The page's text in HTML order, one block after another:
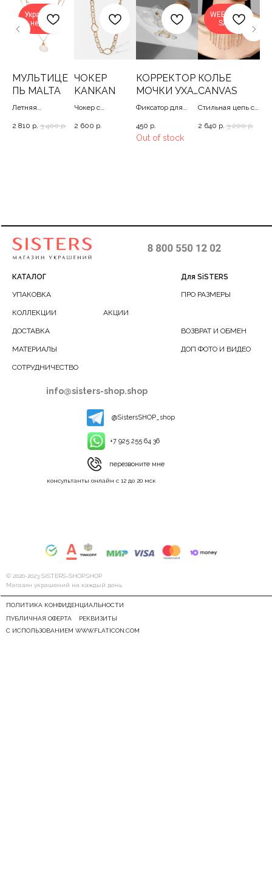
Украшение
недели
МУЛЬТИЦЕ
ПЬ MALTA
Летняя
морской
2 810 р. 3 400 р.
ЧОКЕР
KANKAN
Чокер с
жемчужинами,
2 600 р.
КОРРЕКТОР
МОЧКИ УХА
SILVER/GOL
Фиксатор для
450 р.
Out of stock
WEEKEND
SALE
КОЛЬЕ
CANVAS
Стильная цепь с
рядами
2 640 р. 3 200 р.
© 2020-2023 SiSTERS-SHOP.SHOP
Магазин украшений на каждый день
КАТАЛОГ Для SiSTERS
info@sisters-shop.shop
УПАКОВКА
ДОСТАВКА
КОЛЛЕКЦИИ
ПРО РАЗМЕРЫ
АКЦИИ
РЕКВИЗИТЫ
ПОЛИТИКА КОНФИДЕНЦИАЛЬНОСТИ
ПУБЛИЧНАЯ ОФЕРТА
ВОЗВРАТ И ОБМЕН
ДОП ФОТО И ВИДЕО
консультанты онлайн с 12 до 20 мск
@SistersSHOP_shop
+7 925 255 64 36
перезвоните мне
МАТЕРИАЛЫ
С ИСПОЛЬЗОВАНИЕМ WWW.FLATICON.COM
СОТРУДНИЧЕСТВО